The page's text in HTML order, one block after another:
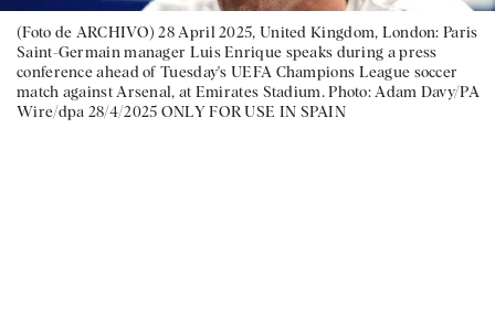
(Foto de ARCHIVO) 28 April 2025, United Kingdom, London: Paris
Saint-Germain manager Luis Enrique speaks during a press
conference ahead of Tuesday's UEFA Champions League soccer
match against Arsenal, at Emirates Stadium. Photo: Adam Davy/PA
Wire/dpa 28/4/2025 ONLY FOR USE IN SPAIN